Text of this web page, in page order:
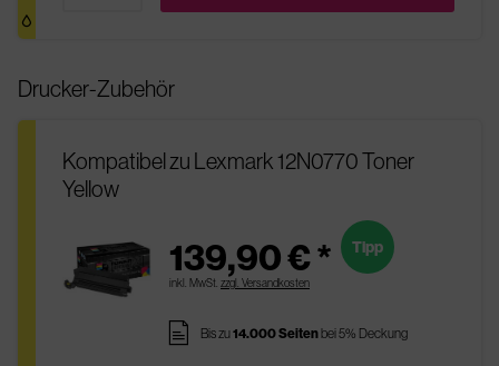
Drucker-Zubehör
Kompatibel zu Lexmark 12N0770 Toner
Yellow
139,90 € *
inkl. MwSt. zzgl. Versandkosten
Tipp
pages Bis zu14.000 Seitenbei 5% Deckung